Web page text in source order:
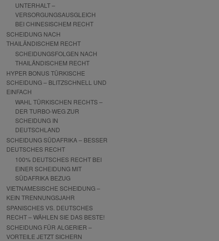
UNTERHALT –
VERSORGUNGSAUSGLEICH
BEI CHINESISCHEM RECHT
SCHEIDUNG NACH
THAILÄNDISCHEM RECHT
SCHEIDUNGSFOLGEN NACH
THAILÄNDISCHEM RECHT
HYPER BONUS TÜRKISCHE
SCHEIDUNG – BLITZSCHNELL UND
EINFACH
WAHL TÜRKISCHEN RECHTS –
DER TURBO-WEG ZUR
SCHEIDUNG IN
DEUTSCHLAND
SCHEIDUNG SÜDAFRIKA – BESSER
DEUTSCHES RECHT
100% DEUTSCHES RECHT BEI
EINER SCHEIDUNG MIT
SÜDAFRIKA BEZUG
VIETNAMESISCHE SCHEIDUNG –
KEIN TRENNUNGSJAHR
SPANISCHES VS. DEUTSCHES
RECHT – WÄHLEN SIE DAS BESTE!
SCHEIDUNG FÜR ALGERIER –
VORTEILE JETZT SICHERN